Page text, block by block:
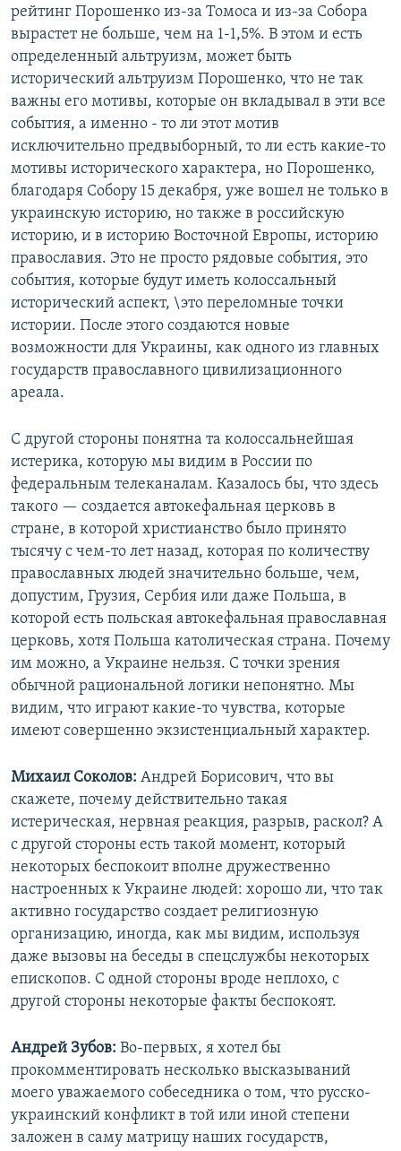
рейтинг Порошенко из-за Томоса и из-за Собора
вырастет не больше, чем на 1-1,5%. В этом и есть
определенный альтруизм, может быть
исторический альтруизм Порошенко, что не так
важны его мотивы, которые он вкладывал в эти все
события, а именно - то ли этот мотив
исключительно предвыборный, то ли есть какие-то
мотивы исторического характера, но Порошенко,
благодаря Собору 15 декабря, уже вошел не только в
украинскую историю, но также в российскую
историю, и в историю Восточной Европы, историю
православия. Это не просто рядовые события, это
события, которые будут иметь колоссальный
исторический аспект, \это переломные точки
истории. После этого создаются новые
возможности для Украины, как одного из главных
государств православного цивилизационного
ареала.
С другой стороны понятна та колоссальнейшая
истерика, которую мы видим в России по
федеральным телеканалам. Казалось бы, что здесь
такого — создается автокефальная церковь в
стране, в которой христианство было принято
тысячу с чем-то лет назад, которая по количеству
православных людей значительно больше, чем,
допустим, Грузия, Сербия или даже Польша, в
которой есть польская автокефальная православная
церковь, хотя Польша католическая страна. Почему
им можно, а Украине нельзя. С точки зрения
обычной рациональной логики непонятно. Мы
видим, что играют какие-то чувства, которые
имеют совершенно экзистенциальный характер.
Михаил Соколов: Андрей Борисович, что вы
скажете, почему действительно такая
истерическая, нервная реакция, разрыв, раскол? А
с другой стороны есть такой момент, который
некоторых беспокоит вполне дружественно
настроенных к Украине людей: хорошо ли, что так
активно государство создает религиозную
организацию, иногда, как мы видим, используя
даже вызовы на беседы в спецслужбы некоторых
епископов. С одной стороны вроде неплохо, с
другой стороны некоторые факты беспокоят.
Андрей Зубов: Во-первых, я хотел бы
прокомментировать несколько высказываний
моего уважаемого собеседника о том, что русско-
украинский конфликт в той или иной степени
заложен в саму матрицу наших государств,